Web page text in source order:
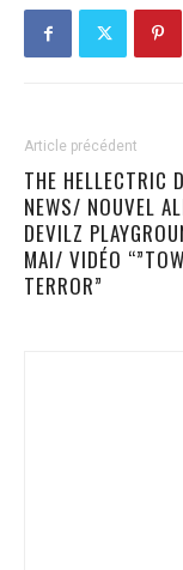
Article précédent
THE HELLECTRIC
NEWS/ NOUVEL
DEVILZ
MAI/ VIDÉO
TERROR”